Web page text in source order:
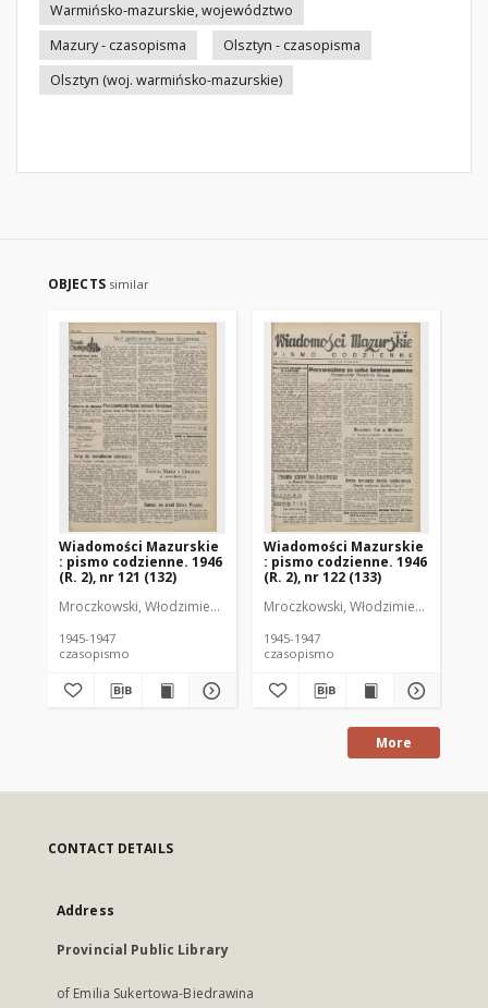
Warmińsko-mazurskie, województwo
Mazury - czasopisma
Olsztyn - czasopisma
Olsztyn (woj. warmińsko-mazurskie)
OBJECTS similar
Wiadomości Mazurskie
: pismo codzienne. 1946
(R. 2), nr 121 (132)
Mroczkowski, Włodzimierz (1902-1971). Redaktor
1945-1947
czasopismo
Wiadomości Mazurskie
: pismo codzienne. 1946
(R. 2), nr 122 (133)
Mroczkowski, Włodzimierz (1902-
1945-1947
czasopismo
More
CONTACT DETAILS
Address
Provincial Public Library
of Emilia Sukertowa-Biedrawina